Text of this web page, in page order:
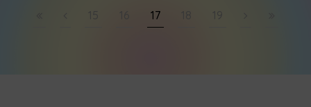
17